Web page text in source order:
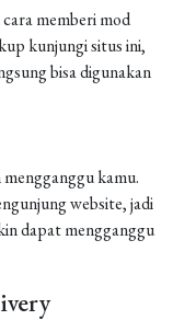
memberi mod
kunjungi situs ini,
bisa digunakan
kamu.
website, jadi
dapat mengganggu